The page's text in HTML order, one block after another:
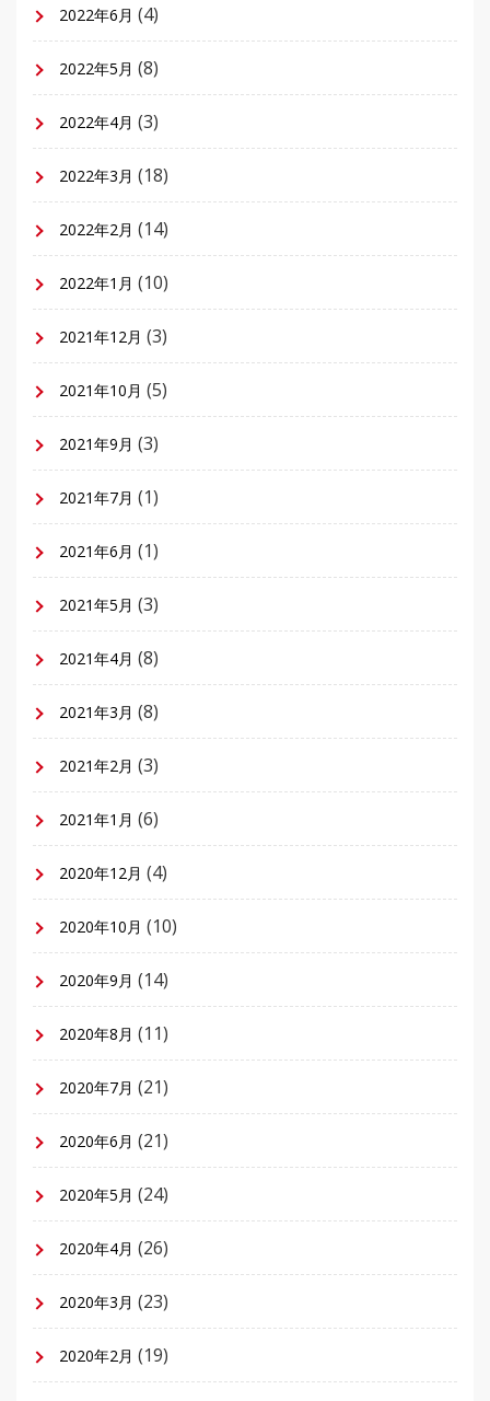
2022年6月 (4)
2022年5月 (8)
2022年4月 (3)
2022年3月 (18)
2022年2月 (14)
2022年1月 (10)
2021年12月 (3)
2021年10月 (5)
2021年9月 (3)
2021年7月 (1)
2021年6月 (1)
2021年5月 (3)
2021年4月 (8)
2021年3月 (8)
2021年2月 (3)
2021年1月 (6)
2020年12月 (4)
2020年10月 (10)
2020年9月 (14)
2020年8月 (11)
2020年7月 (21)
2020年6月 (21)
2020年5月 (24)
2020年4月 (26)
2020年3月 (23)
2020年2月 (19)